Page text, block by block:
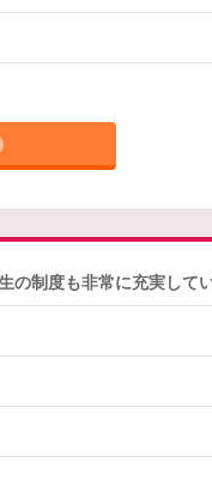
の制度も非常に充実して